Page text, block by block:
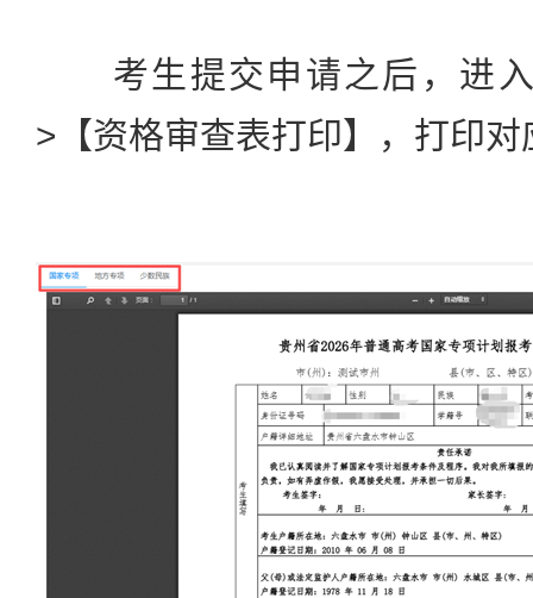
考生提交申请之后，进入
>【资格审查表打印】，打印